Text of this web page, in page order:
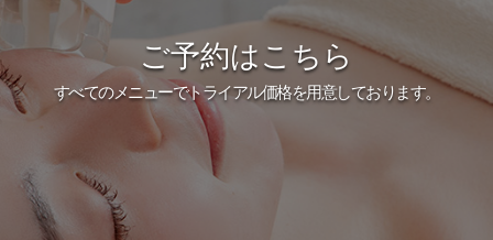
ご予約はこちら
すべてのメニューでトライアル価格を用意しております。